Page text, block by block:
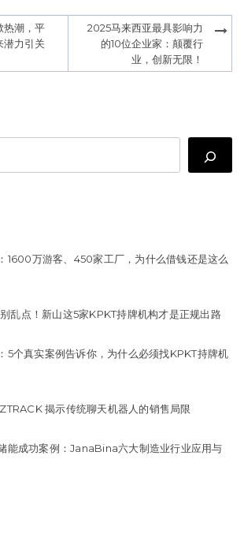
热潮，平
潜力引关
2025马来西亚最具影响力
的10位企业家：颠覆行
业，创新无限！
1600万游客、450家工厂，为什么借钱还是这么
乱点！新山这5家KPKT持牌机构才是正规出路
5个真实案例告诉你，为什么必须找KPKT持牌机
揭示传统聊天机器人的销售局限
能成功案例：JanaBina六大制造业行业应用与